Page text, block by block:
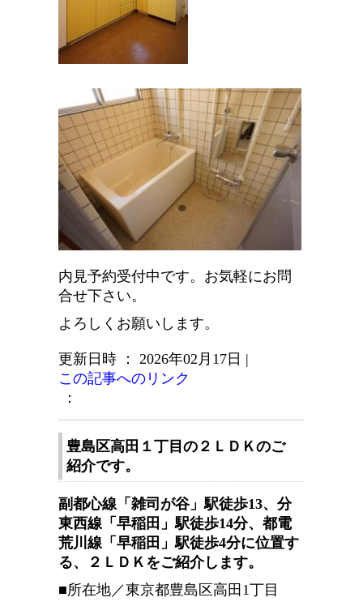
内見予約受付中です。お気軽にお問
合せ下さい。
よろしくお願いします。
更新日時 ： 2026年02月17日 |
この記事へのリンク
：
豊島区高田１丁目の２ＬＤＫのご
紹介です。
副都心線「雑司が谷」駅徒歩13、分
東西線「早稲田」駅徒歩14分、都電
荒川線「早稲田」駅徒歩4分に位置す
る、２ＬＤＫ をご紹介します。
■所在地／東京都豊島区高田1丁目